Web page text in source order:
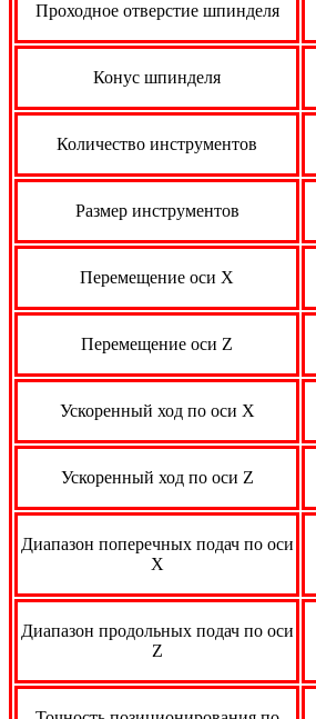
Проходное отверстие шпинделя
Конус шпинделя
Количество инструментов
Размер инструментов
Перемещение оси X
Перемещение оси Z
Ускоренный ход по оси Х
Ускоренный ход по оси Z
Диапазон поперечных подач по оси
X
Диапазон продольных подач по оси
Z